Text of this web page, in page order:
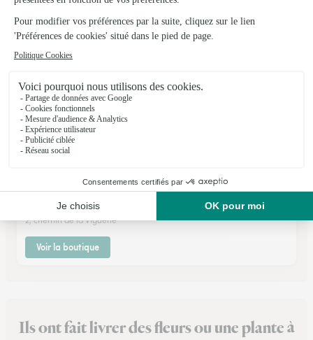
Voir la boutique
Monsegur
★★ 4.9 (127)
2, chemin de la Viguerie
Voir la boutique
Ils ont fait livrer des fleurs ou une plante à